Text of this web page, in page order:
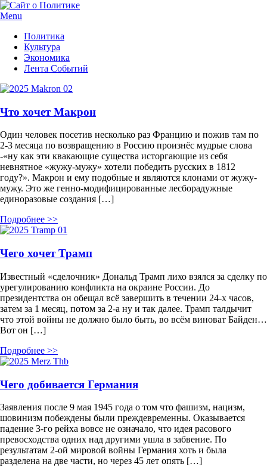
Menu
Политика
Культура
Экономика
Лента Событий
Что хочет Макрон
Один человек посетив несколько раз Францию и пожив там по
2-3 месяца по возвращению в Россию произнёс мудрые слова
-«ну как эти квакающие существа исторгающие из себя
невнятное «жужу-мужу» хотели победить русских в 1812
году?». Макрон и ему подобные и являются клонами от жужу-
мужу. Это же генно-модифицированные лесборадужные
единоразовые создания […]
Подробнее >>
Чего хочет Трамп
Известный «сделочник» Дональд Трамп лихо взялся за сделку по
урегулированию конфликта на окраине России. До
президентства он обещал всё завершить в течении 24-х часов,
затем за 1 месяц, потом за 2-а ну и так далее. Трамп талдычит
что этой войны не должно было быть, во всём виноват Байден…
Вот он […]
Подробнее >>
Чего добивается Германия
Заявления после 9 мая 1945 года о том что фашизм, нацизм,
шовинизм побеждены были преждевременны. Оказывается
падение 3-го рейха вовсе не означало, что идея расового
превосходства одних над другими ушла в забвение. По
результатам 2-ой мировой войны Германия хоть и была
разделена на две части, но через 45 лет опять […]